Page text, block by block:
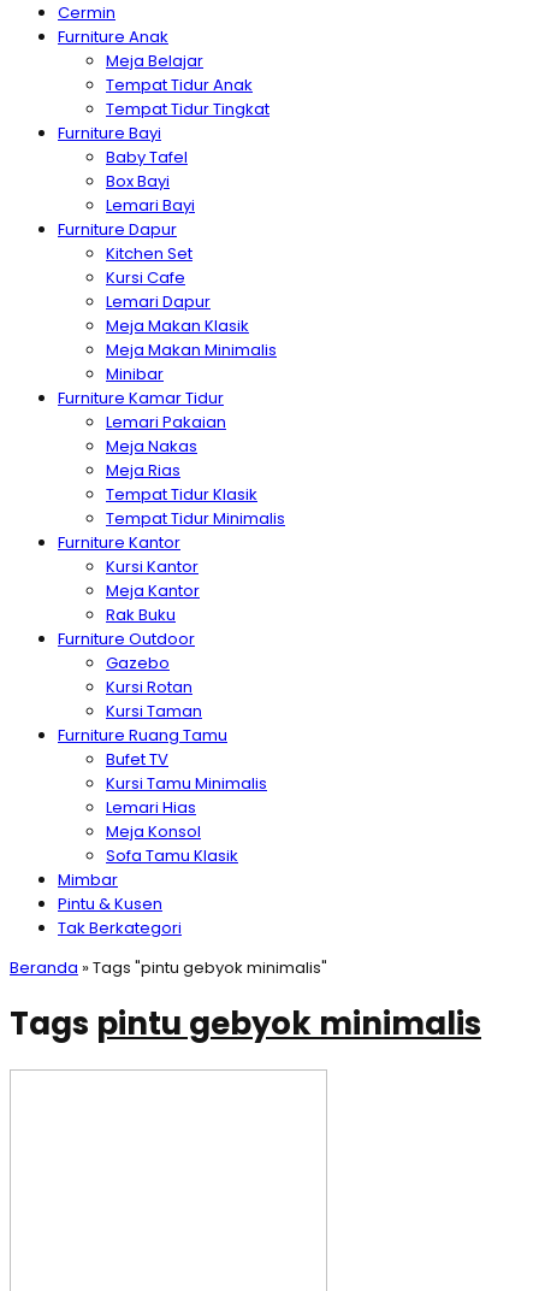
Cermin
Furniture Anak
Meja Belajar
Tempat Tidur Anak
Tempat Tidur Tingkat
Furniture Bayi
Baby Tafel
Box Bayi
Lemari Bayi
Furniture Dapur
Kitchen Set
Kursi Cafe
Lemari Dapur
Meja Makan Klasik
Meja Makan Minimalis
Minibar
Furniture Kamar Tidur
Lemari Pakaian
Meja Nakas
Meja Rias
Tempat Tidur Klasik
Tempat Tidur Minimalis
Furniture Kantor
Kursi Kantor
Meja Kantor
Rak Buku
Furniture Outdoor
Gazebo
Kursi Rotan
Kursi Taman
Furniture Ruang Tamu
Bufet TV
Kursi Tamu Minimalis
Lemari Hias
Meja Konsol
Sofa Tamu Klasik
Mimbar
Pintu & Kusen
Tak Berkategori
Beranda »Tags "pintu gebyok minimalis"
Tags pintu gebyok minimalis